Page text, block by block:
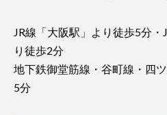
JR線「大阪駅」より徒歩5分・
り徒歩2分
地下鉄御堂筋線・谷町線・四
5分